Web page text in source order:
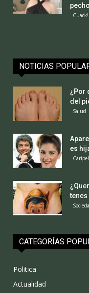
Cuack!
NOTICIAS
¿Por
del
Salud
es
tenes
CATEGORÍAS
Politica
Actualidad